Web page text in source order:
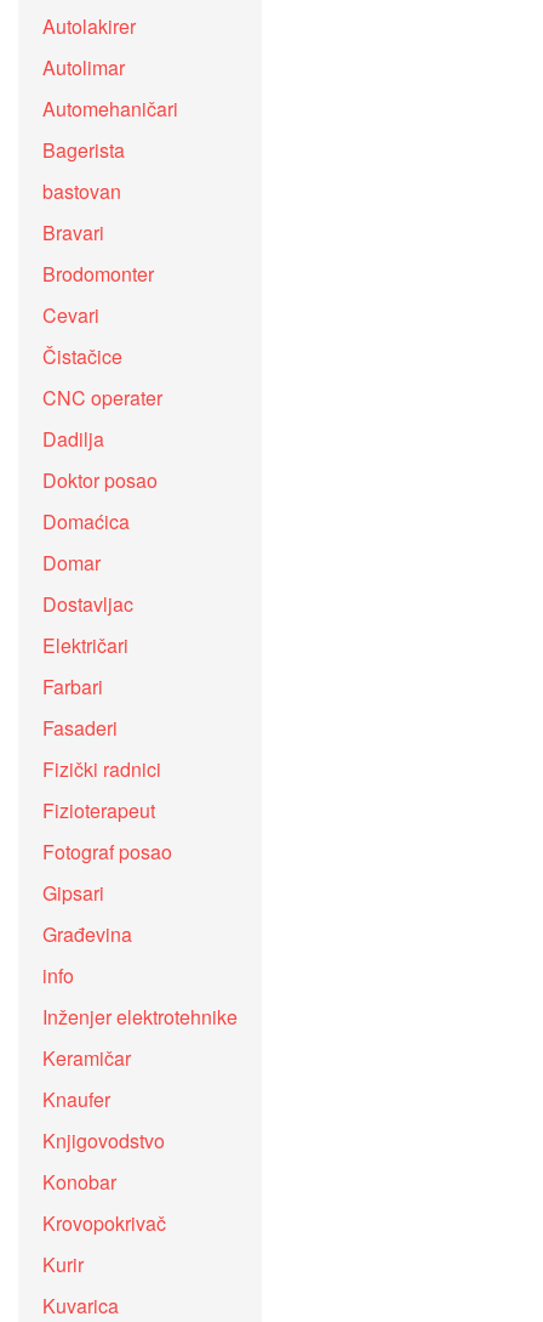
Autolakirer
Autolimar
Automehaničari
Bagerista
bastovan
Bravari
Brodomonter
Cevari
Čistačice
CNC operater
Dadilja
Doktor posao
Domaćica
Domar
Dostavljac
Električari
Farbari
Fasaderi
Fizički radnici
Fizioterapeut
Fotograf posao
Gipsari
Građevina
info
Inženjer elektrotehnike
Keramičar
Knaufer
Knjigovodstvo
Konobar
Krovopokrivač
Kurir
Kuvarica